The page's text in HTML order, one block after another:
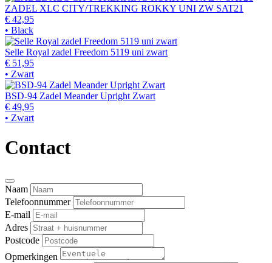
ZADEL XLC CITY/TREKKING ROKKY UNI ZW SAT21
€ 42,95
• Black
Selle Royal zadel Freedom 5119 uni zwart
€ 51,95
• Zwart
BSD-94 Zadel Meander Upright Zwart
€ 49,95
• Zwart
Contact
Naam
Telefoonnummer
E-mail
Adres
Postcode
Opmerkingen